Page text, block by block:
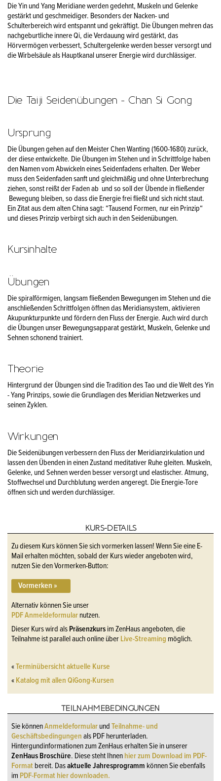
Die Yin und Yang Meridiane werden gedehnt, Muskeln und Gelenke
gestärkt und geschmeidiger. Besonders der Nacken- und
Schulterbereich wird entspannt und gekräftigt. Die Übungen mehren das
nachgeburtliche innere Qi, die Verdauung wird gestärkt, das
Hörvermögen verbessert, Schultergelenke werden besser versorgt und
die Wirbelsäule als Hauptkanal unserer Energie wird durchlässiger.
Die Taiji Seidenübungen - Chan Si Gong
Ursprung
Die Übungen gehen auf den Meister Chen Wanting (1600-1680) zurück,
der diese entwickelte. Die Übungen im Stehen und in Schrittfolge haben
den Namen vom Abwickeln eines Seidenfadens erhalten. Der Weber
muss den Seidenfaden sanft und gleichmäßig und ohne Unterbrechung
ziehen, sonst reißt der Faden ab und so soll der Übende in fließender
Bewegung bleiben, so dass die Energie frei fließt und sich nicht staut.
Ein Zitat aus dem alten China sagt: “Tausend Formen, nur ein Prinzip“
und dieses Prinzip verbirgt sich auch in den Seidenübungen.
Kursinhalte
Übungen
Die spiralförmigen, langsam fließenden Bewegungen im Stehen und die
anschließenden Schrittfolgen öffnen das Meridiansystem, aktivieren
Akupunkturpunkte und fördern den Fluss der Energie. Auch wird durch
die Übungen unser Bewegungsapparat gestärkt, Muskeln, Gelenke und
Sehnen schonend trainiert.
Theorie
Hintergrund der Übungen sind die Tradition des Tao und die Welt des Yin
- Yang Prinzips, sowie die Grundlagen des Meridian Netzwerkes und
seinen Zyklen.
Wirkungen
Die Seidenübungen verbessern den Fluss der Meridianzirkulation und
lassen den Übenden in einen Zustand meditativer Ruhe gleiten. Muskeln,
Gelenke, und Sehnen werden besser versorgt und elastischer. Atmung,
Stoffwechsel und Durchblutung werden angeregt. Die Energie-Tore
öffnen sich und werden durchlässiger.
KURS-DETAILS
Zu diesem Kurs können Sie sich vormerken lassen! Wenn Sie eine E-
Mail erhalten möchten, sobald der Kurs wieder angeboten wird,
nutzen Sie den Vormerken-Button:
Vormerken »
Alternativ können Sie unser
PDF Anmeldeformularnutzen.
Dieser Kurs wird alsPräsenzkursim ZenHaus angeboten, die
Teilnahme ist parallel auch online überLive-Streaming möglich.
«Terminübersicht aktuelle Kurse
«Katalog mit allen QiGong-Kursen
TEILNAHMEBEDINGUNGEN
Sie könnenAnmeldeformularundTeilnahme- und
Geschäftsbedingungenals PDF herunterladen.
Hintergundinformationen zum ZenHaus erhalten Sie in unserer
ZenHaus Broschüre. Diese steht Ihnenhier zum Download im PDF-
Formatbereit. Dasaktuelle Jahresprogramm können Sie ebenfalls
im PDF-Format hier downloaden.